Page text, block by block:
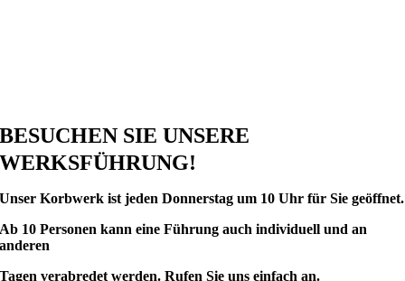
BESUCHEN SIE UNSERE
WERKSFÜHRUNG!
Unser Korbwerk istjeden Donnerstag um 10 Uhr für Sie geöffnet.
Ab 10 Personen kann eine Führung auch individuell und an
anderen
Tagen verabredet werden.Rufen Sie uns einfach an.